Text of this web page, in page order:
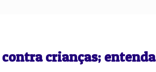
crianças; entenda